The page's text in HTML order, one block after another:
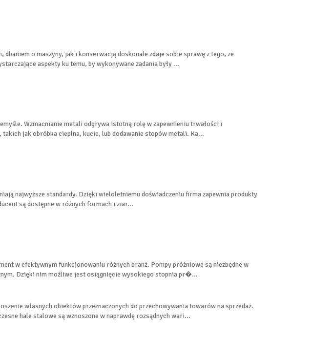
o maszyny, jak i konserwacją doskonale zdaje sobie sprawę z tego, ze
aspekty ku temu, by wykonywane zadania były ...
Wzmacnianie metali odgrywa istotną rolę w zapewnieniu trwałości i
jak obróbka cieplna, kucie, lub dodawanie stopów metali. Ka...
najwyższe standardy. Dzięki wieloletniemu doświadczeniu firma zapewnia produkty
są dostępne w różnych formach i ziar...
w efektywnym funkcjonowaniu różnych branż. Pompy próżniowe są niezbędne w
Dzięki nim możliwe jest osiągnięcie wysokiego stopnia pr�...
własnych obiektów przeznaczonych do przechowywania towarów na sprzedaż.
hale stalowe są wznoszone w naprawdę rozsądnych wari...